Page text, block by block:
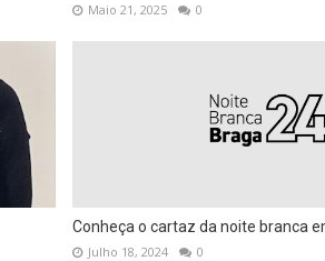
Maio 21, 2025 0
Conheça o cartaz da noite branca
Julho 18, 2024 0